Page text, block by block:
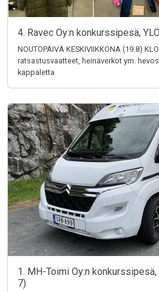
4. Ravec Oy:n konkurssipesä,
NOUTOPÄIVÄ KESKIVIIKKONA (19.8)
ratsastusvaatteet, heinäverkot ym.
kappaletta
1. MH-Toimi Oy:n
7)